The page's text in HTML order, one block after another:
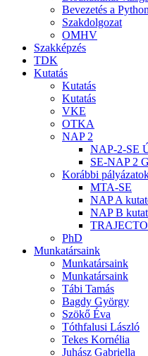
Bevezetés a
Szakdolgozat
OMHV
Szakképzés
TDK
Kutatás
Kutatás
Kutatás
VKE
OTKA
NAP 2
NAP-2-SE
SE-NAP 2
Korábbi
MTA-SE
NAP A
NAP B
PhD
Munkatársaink
Munkatársaink
Munkatársaink
Tábi Tamás
Bagdy György
Szökő Éva
Tóthfalusi László
Tekes Kornélia
Juhász Gabriella